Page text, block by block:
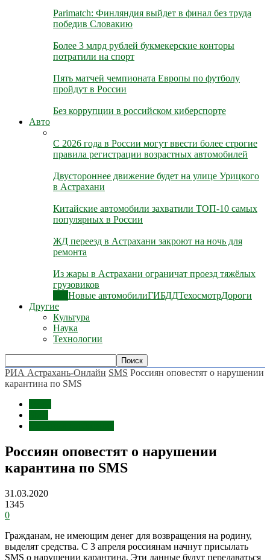
Parimatch: Финляндия выйдет в финал без труда
победив Словакию
Более 3 млрд рублей букмекерские конторы
потратили на спорт
Пять матчей чемпионата Европы по футболу
пройдут в России
Без коррупции в российском киберспорте
Авто
С 2026 года в России могут ввести более строгие
правила регистрации возрастных автомобилей
Двустороннее движение будет на улице Урицкого
в Астрахани
Китайские автомобили захватили ТОП-10 самых
популярных в России
ЖД переезд в Астрахани закроют на ночь для
ремонта
Из жары в Астрахани ограничат проезд тяжёлых
грузовиков
Новые автомобилиГИБДДТехосмотрДороги
Другие
Культура
Наука
Технологии
РИА Астрахань-Онлайн SMS Россиян оповестят о нарушении
карантина по SMS
Россиян оповестят о нарушении
карантина по SMS
31.03.2020
1345
0
Гражданам, не имеющим денег для возвращения на родину,
выделят средства. С 3 апреля россиянам начнут присылать
SMS о нарушении карантина. Эти данные будут передаваться